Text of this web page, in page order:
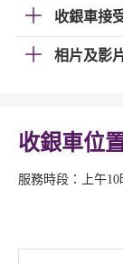
收銀車接
相片及影
收銀車位
服務時段：上午